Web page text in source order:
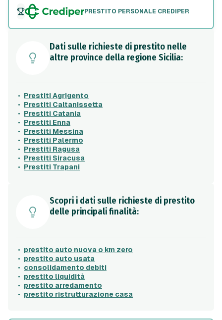
PRESTITO PERSONALE CREDIPER
Dati sulle richieste di prestito nelle
altre province della regione Sicilia:
Prestiti Agrigento
Prestiti Caltanissetta
Prestiti Catania
Prestiti Enna
Prestiti Messina
Prestiti Palermo
Prestiti Ragusa
Prestiti Siracusa
Prestiti Trapani
Scopri i dati sulle richieste di prestito
delle principali finalità:
prestito auto nuova o km zero
prestito auto usata
consolidamento debiti
prestito liquidità
prestito arredamento
prestito ristrutturazione casa